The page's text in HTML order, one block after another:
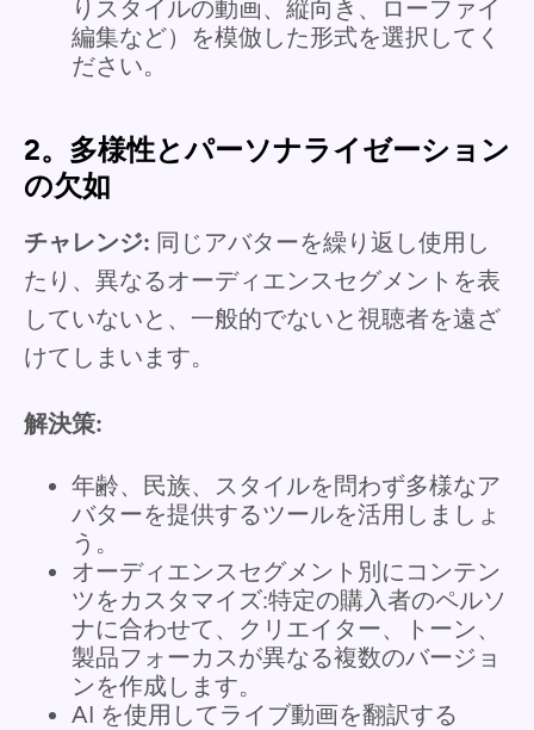
りスタイルの動画、縦向き、ローファイ
編集など）を模倣した形式を選択してく
ださい。
2。多様性とパーソナライゼーション
の欠如
チャレンジ: 同じアバターを繰り返し使用し
たり、異なるオーディエンスセグメントを表
していないと、一般的でないと視聴者を遠ざ
けてしまいます。
解決策:
年齢、民族、スタイルを問わず多様なア
バターを提供するツールを活用しましょ
う。
オーディエンスセグメント別にコンテン
ツをカスタマイズ:特定の購入者のペルソ
ナに合わせて、クリエイター、トーン、
製品フォーカスが異なる複数のバージョ
ンを作成します。
AI を使用してライブ動画を翻訳する